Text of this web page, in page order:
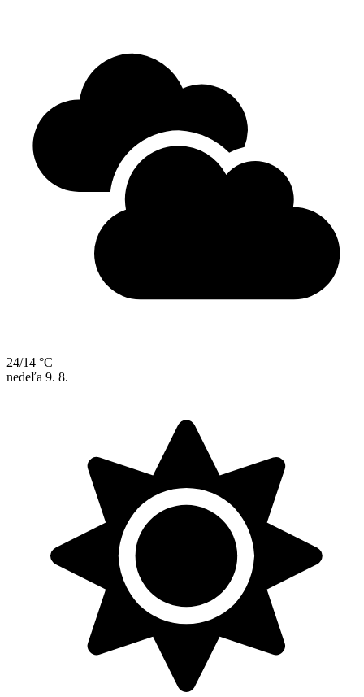
24/14 °C
nedeľa 9. 8.